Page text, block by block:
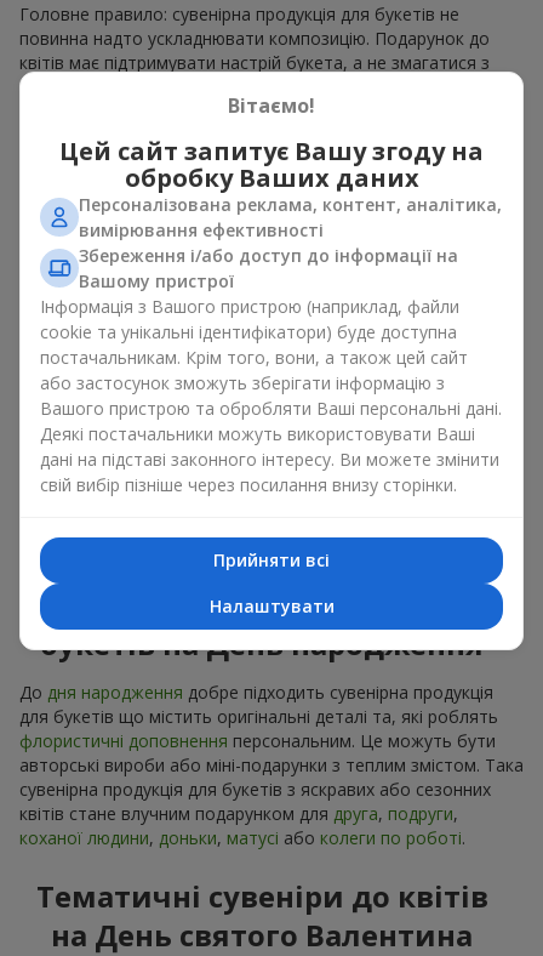
Головне правило: сувенірна продукція для букетів не
повинна надто ускладнювати композицію. Подарунок до
квітів має підтримувати настрій букета, а не змагатися з
ним. Для ніжних композицій підійде сувенірна продукція для
букетів, як легкі символічні додатки та легкі елементи
декору. Це може бути
Для яскравих є сенс використати більш сміливі додаткові
акценти, як вишуканіцукеркичи дорогі сувеніри.
Сувенірна продукція для букетів повинна вибиратись,
враховуючи й привід, і людину, якій адресований подарунок.
Якщо сумніваєтесь, яка сувенірна продукція для букетів вам
потрібна — обирайте універсальні маленькі приємності,
широкий вибір яких знайдеться у нашому каталозі.
Сувеніри до букетів на різні свята
Свято задає настрій, а сувенірна продукція для букетів його
підкреслює. Саме тому сувеніри для квітів часто обирають з
урахуванням дати та події. В нашому асортименті
знайдеться сувенірна продукція для букетів, що підійде до
бюджет.
Сувенірна продукція до
букетів на День народження
До дня народження добре підходить сувенірна продукція
для букетів що містить оригінальні деталі та, які роблять
флористичні доповнення персональним. Це можуть бути
авторські вироби або міні-подарунки з теплим змістом. Така
сувенірна продукція для букетів з яскравих або сезонних
квітів стане влучним подарунком для друга, подруги,
коханої людини, доньки, матусі або колеги по роботі.
Тематичні сувеніри до квітів
на День святого Валентина
Вітаємо!
Цей сайт запитує Вашу згоду на
обробку Ваших даних
Персоналізована реклама, контент, аналітика,
вимірювання ефективності
Збереження і/або доступ до інформації на
Вашому пристрої
Інформація з Вашого пристрою (наприклад, файли
cookie та унікальні ідентифікатори) буде доступна
постачальникам. Крім того, вони, а також цей сайт
або застосунок зможуть зберігати інформацію з
Вашого пристрою та обробляти Ваші персональні дані.
Деякі постачальники можуть використовувати Ваші
дані на підставі законного інтересу. Ви можете змінити
свій вибір пізніше через посилання внизу сторінки.
Прийняти всі
Налаштувати